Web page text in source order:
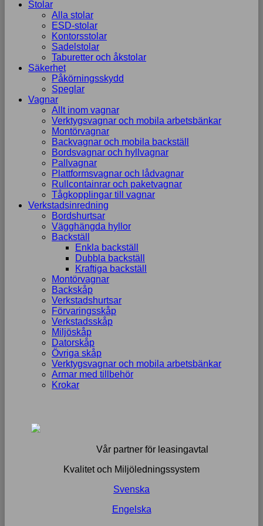
Stolar
Alla stolar
ESD-stolar
Kontorsstolar
Sadelstolar
Taburetter och åkstolar
Säkerhet
Påkörningsskydd
Speglar
Vagnar
Allt inom vagnar
Verktygsvagnar och mobila arbetsbänkar
Montörvagnar
Backvagnar och mobila backställ
Bordsvagnar och hyllvagnar
Pallvagnar
Plattformsvagnar och lådvagnar
Rullcontainrar och paketvagnar
Tågkopplingar till vagnar
Verkstadsinredning
Bordshurtsar
Vägghängda hyllor
Backställ
Enkla backställ
Dubbla backställ
Kraftiga backställ
Montörvagnar
Backskåp
Verkstadshurtsar
Förvaringsskåp
Verkstadsskåp
Miljöskåp
Datorskåp
Övriga skåp
Verktygsvagnar och mobila arbetsbänkar
Armar med tillbehör
Krokar
Vår partner för leasingavtal
Kvalitet och Miljöledningssystem
Svenska
Engelska